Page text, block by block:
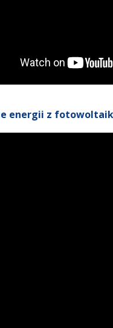
energii z